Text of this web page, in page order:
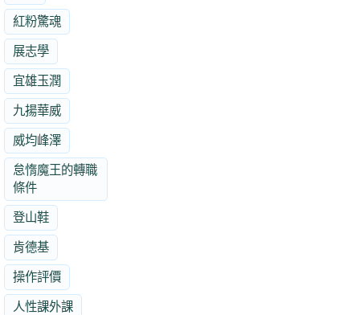
紅粉驚魂
展志學
宜雄玉潤
九揚華威
威均峰澤
怠惰魔王的轉職
條件
登山鞋
肯德基
操作評價
人性課外課